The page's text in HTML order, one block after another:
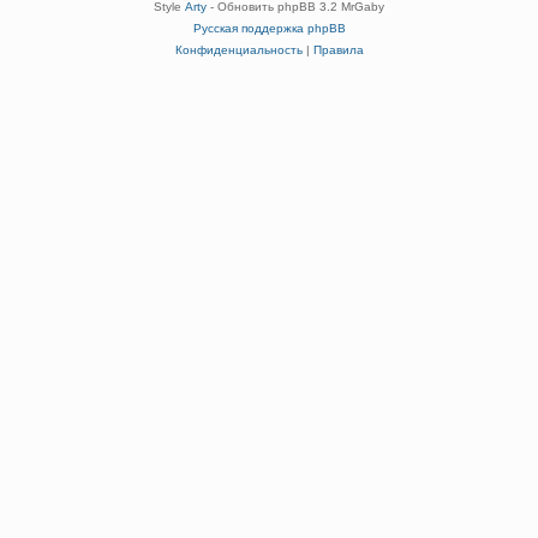
Style Arty - Обновить phpBB 3.2 MrGaby
Русская поддержка phpBB
Конфиденциальность| Правила